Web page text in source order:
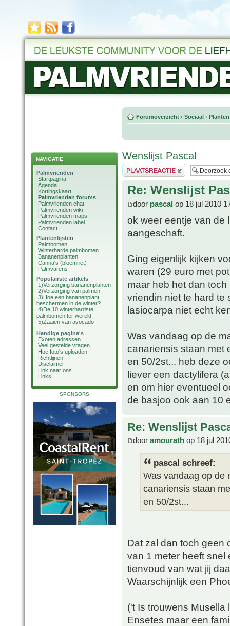
NAVIGATIE
Palmvrienden
Startpagina
Agenda
Kortingskaart
Palmvrienden forums
Palmvrienden chat
Palmvrienden wiki
Palmvrienden maps
Palmvrienden label
Contact
Plantenlijsten
Palmbomen
Winterharde palmbomen
Bananenplanten
Canna's (bloemriet)
Palmvarens
Populairste artikels
1)Verzorging bananenplanten
2)Verzorging van palmen
3)Hoe een bananenplant
beschermen in de winter?
4)De 10 winterhardste
palmbomen ter wereld
5)Zaaien van avocado
Handige pagina's
Exoten adressen
Veel gestelde vragen
Hoe foto's uploaden
Richtlijnen
Disclaimer
Link naar ons
Links
SPONSORS
Forumoverzicht ‹ Sociaal ‹
Wenslijst Pascal
Plaats een reactie
Re: Wenslijst
door pascal op 18 jul 2010
ok weer eentje van de
aangeschaft.
Ging eigenlijk kijken
waren (29 euro met
maar heb het dan
vriendin niet te hard
lasiocarpa niet echt
Was vandaag op de
canariensis staan met
en 50/2st... heb deze
liever een dactylifera
en om hier eventueel
de basjoo ook aan 10
Re: Wenslijst
door amourath op 18 jul
pascal schreef:
Was vandaag op de
canariensis staan
en 50/2st...
Dat zal dan toch geen
van 1 meter heeft snel
tienvoud van wat jij
Waarschijnlijk een
('t Is trouwens
Ensetes maar een